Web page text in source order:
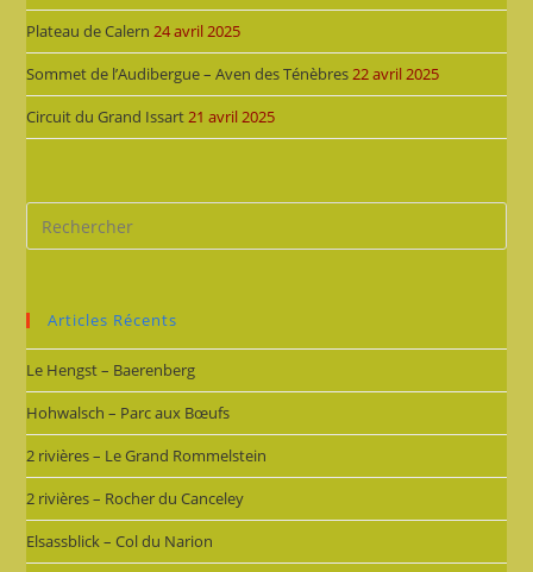
Plateau de Calern 24 avril 2025
Sommet de l’Audibergue – Aven des Ténèbres22 avril 2025
Circuit du Grand Issart21 avril 2025
Articles Récents
Le Hengst – Baerenberg
Hohwalsch – Parc aux Bœufs
2 rivières – Le Grand Rommelstein
2 rivières – Rocher du Canceley
Elsassblick – Col du Narion